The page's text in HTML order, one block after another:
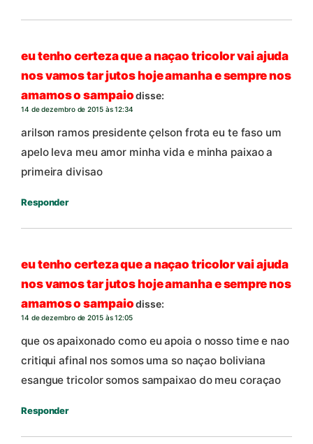
eu tenho certeza que a naçao tricolor vai ajuda
nos vamos tar jutos hoje amanha e sempre nos
amamos o sampaiodisse:
14 de dezembro de 2015 às 12:34
arilson ramos presidente çelson frota eu te faso um
apelo leva meu amor minha vida e minha paixao a
primeira divisao
Responder
eu tenho certeza que a naçao tricolor vai ajuda
nos vamos tar jutos hoje amanha e sempre nos
amamos o sampaiodisse:
14 de dezembro de 2015 às 12:05
que os apaixonado como eu apoia o nosso time e nao
critiqui afinal nos somos uma so naçao boliviana
esangue tricolor somos sampaixao do meu coraçao
Responder